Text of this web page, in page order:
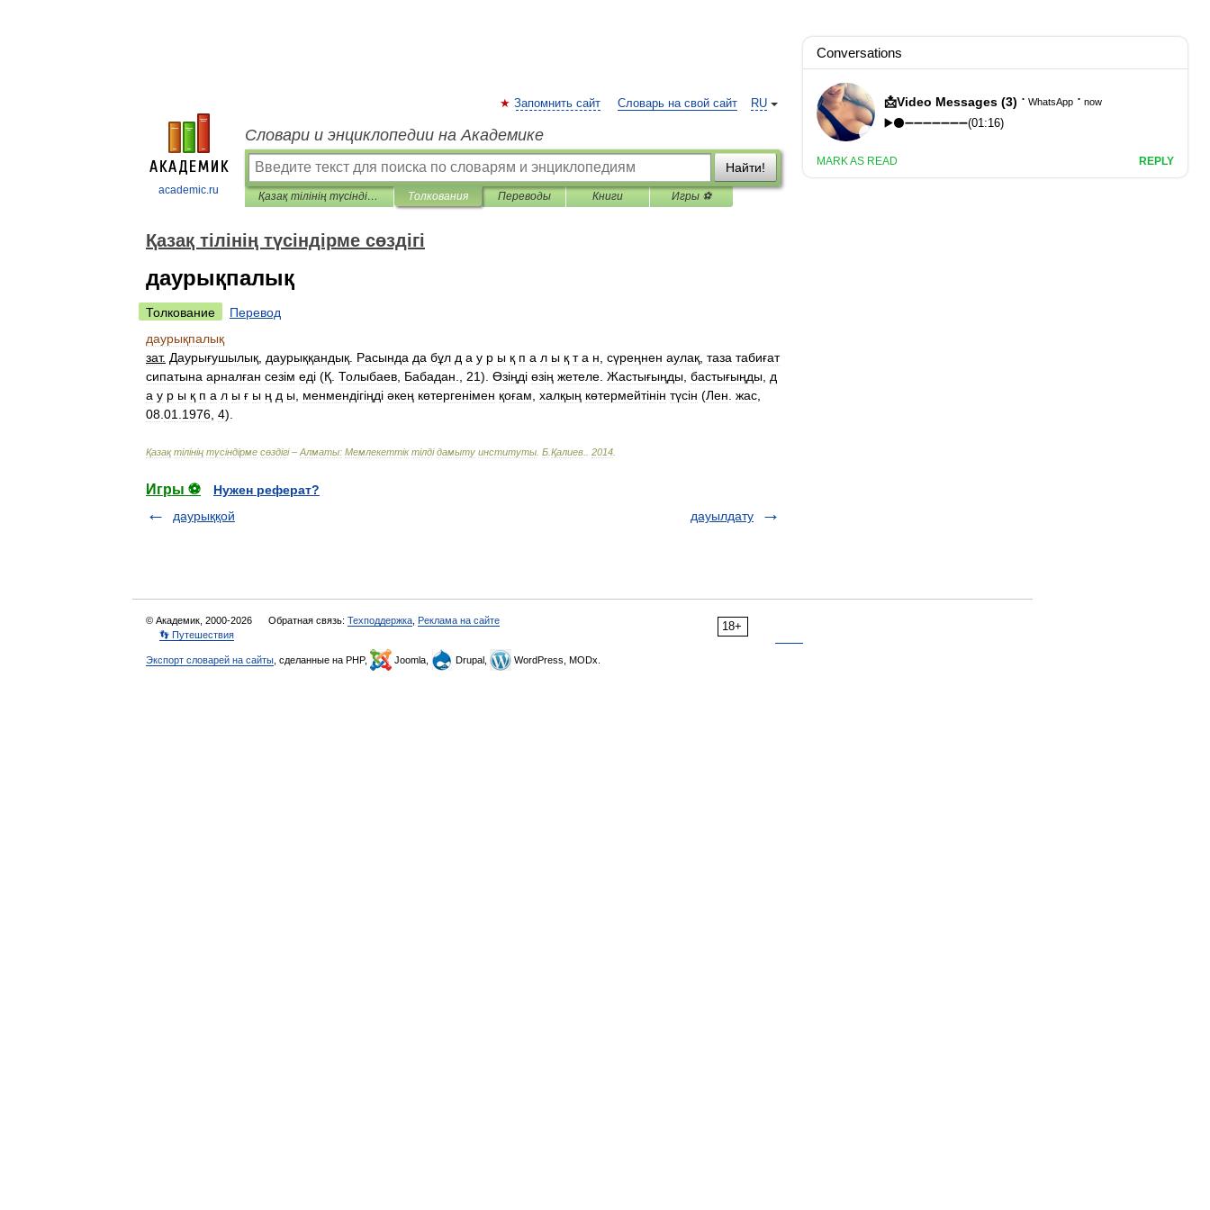
academic.ru
RU
Запомнить сайт Словарь на свой сайт
Словари и энциклопедии на Академике
Найти!
Қазақ тілінің түсіндірме сөздігі Толкования Переводы Книги Игры ⚽
Қазақ тілінің түсіндірме сөздігі
даурықпалық
Толкование
Перевод
даурықпалық
зат. Даурығушылық даурыққандық Расында да бұл д а у р ы қ п а л ы қ т а н сүреңнен аулақ таза табиғат
сипатына арналған сезім еді (Қ Толыбаев Бабадан 21). Өзіңді өзің жетеле Жастығыңды бастығыңды д
а у р ы қ п а л ы ғ ы ң д ы менмендігіңді әкең көтергенімен қоғам халқың көтермейтінін түсін (Лен жас
08 01 1976 4).
Қазақ тілінің түсіндірме сөздігі – Алматы: Мемлекеттік тілдідамыту институты Б Қалиев 2014
Игры ⚽
Нужен реферат?
даурыққой
дауылдату
18+
© Академик, 2000-2026 Обратная связь: Техподдержка Реклама на сайте
👣 Путешествия
Экспорт словарей на сайты , сделанные на PHP, Joomla, Drupal, WordPress, MODx.